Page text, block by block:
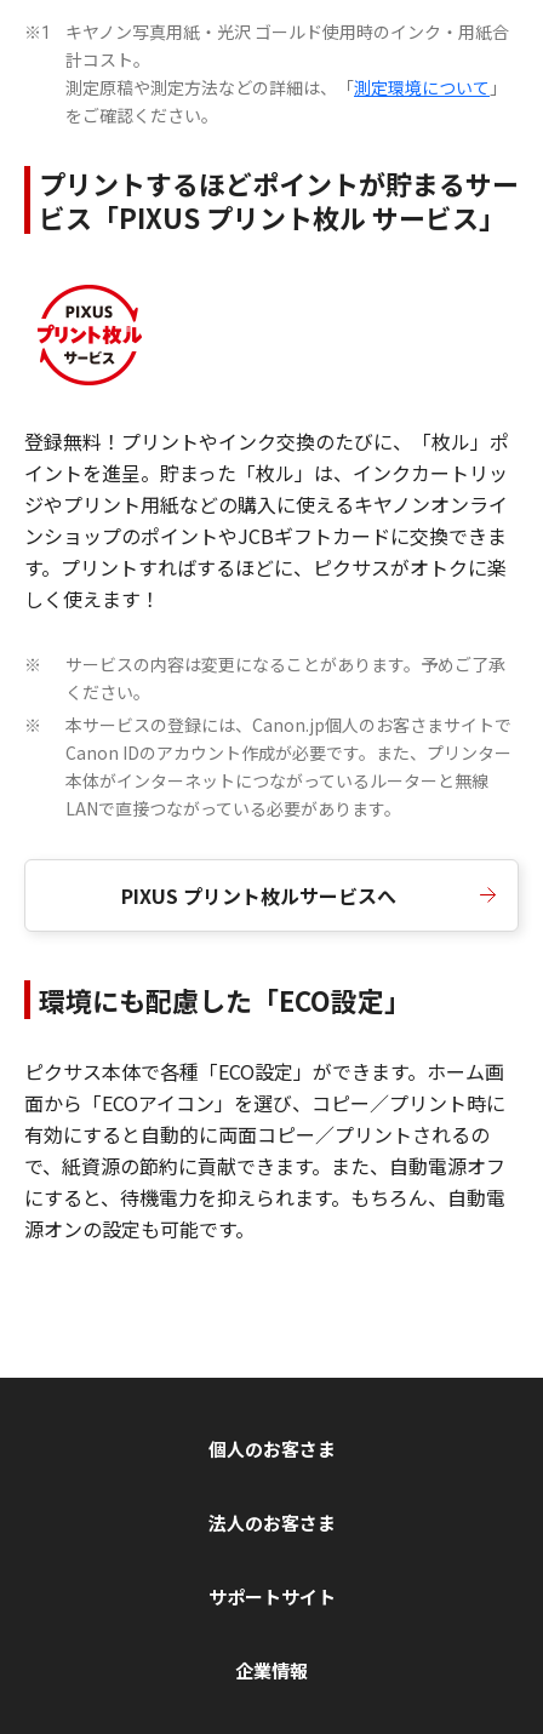
※1
キヤノン写真用紙・光沢 ゴールド使用時のインク・用紙合
計コスト。
測定原稿や測定方法などの詳細は、「測定環境について 」
をご確認ください。
プリントするほどポイントが貯まるサー
ビス「PIXUS プリント枚ル サービス」
登録無料！プリントやインク交換のたびに、「枚ル」ポ
イントを進呈。貯まった「枚ル」は、インクカートリッ
ジやプリント用紙などの購入に使えるキヤノンオンライ
ンショップのポイントやJCBギフトカードに交換できま
す。プリントすればするほどに、ピクサスがオトクに楽
しく使えます！
※
サービスの内容は変更になることがあります。予めご了承
ください。
※
本サービスの登録には、Canon.jp個人のお客さまサイトで
Canon IDのアカウント作成が必要です。また、プリンター
本体がインターネットにつながっているルーターと無線
LANで直接つながっている必要があります。
PIXUS プリント枚ルサービスへ
環境にも配慮した「ECO設定」
ピクサス本体で各種「ECO設定」ができます。ホーム画
面から「ECOアイコン」を選び、コピー／プリント時に
有効にすると自動的に両面コピー／プリントされるの
で、紙資源の節約に貢献できます。また、自動電源オフ
にすると、待機電力を抑えられます。もちろん、自動電
源オンの設定も可能です。
個人のお客さま
法人のお客さま
サポートサイト
企業情報